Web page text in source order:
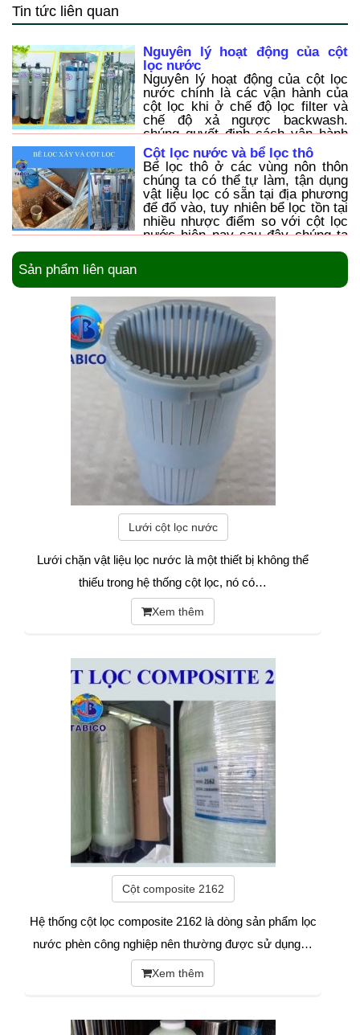
Tin tức liên quan
Nguyên lý hoạt động của cột
lọc nước
Nguyên lý hoạt động của cột lọc
nước chính là các vận hành của
cột lọc khi ở chế độ lọc filter và
chế độ xả ngược backwash.
chúng quyết định cách vận hành
cột và quy trình xả ngược.
Cột lọc nước và bể lọc thô
Bể lọc thô ở các vùng nôn thôn
chúng ta có thể tự làm, tận dụng
vật liệu lọc có sẵn tại địa phương
để đổ vào, tuy nhiên bể lọc tồn tại
nhiều nhược điểm so với cột lọc
nước hiện nay sau đây chúng ta
cùng tìm hiểu sâu hơn về 2 loại
Sản phẩm liên quan
Lưới cột lọc nước
Lưới chặn vật liệu lọc nước là một thiết bị không thể
thiếu trong hệ thống cột lọc, nó có…
Xem thêm
Cột composite 2162
Hệ thống cột lọc composite 2162 là dòng sản phẩm lọc
nước phèn công nghiệp nên thường được sử dụng…
Xem thêm